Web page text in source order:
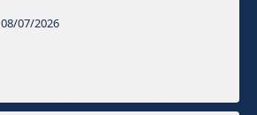
08/07/2026